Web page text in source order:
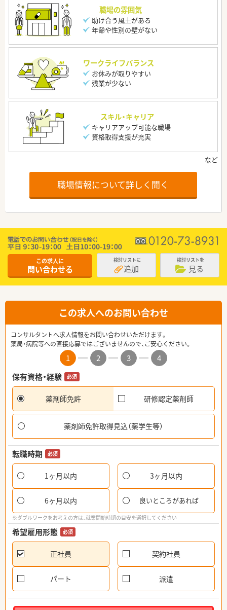
職場の雰囲気
助け合う風土がある
年齢や性別の壁がない
ワークライフバランス
お休みが取りやすい
残業が少ない
スキル・キャリア
キャリアアップ可能な職場
資格取得支援が充実
職場情報について詳しく聞く
この求人に
問い合わせる
検討リストに
追加
検討リストを
見る
この求人へのお問い合わせ
コンサルタントへ求人情報をお問い合わせいただけます。
薬局・病院等への直接応募ではございませんので、ご安心ください。
1 2 3
4
保有資格・経験
必須
薬剤師免許 研修認定薬剤師
薬剤師免許取得見込（薬学生等）
転職時期 必須
1ヶ月以内 3ヶ月以内
6ヶ月以内 良いところがあれば
※ダブルワークをお考えの方は、就業開始時期の目安を選択してください
希望雇用形態 必須
正社員 契約社員
パート 派遣